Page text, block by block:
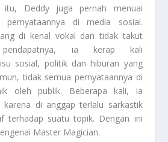
itu, Deddy juga pernah menuai
pernyataannya di media sosial.
di kenal vokal dan tidak takut
pendapatnya, ia kerap kali
sosial, politik dan hiburan yang
tidak semua pernyataannya di
oleh publik. Beberapa kali, ia
karena di anggap terlalu sarkastik
terhadap suatu topik. Dengan ini
Master Magician.